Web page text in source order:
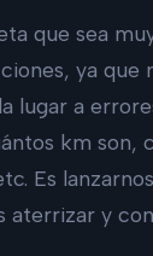
que sea
ya que
lugar a
km son,
Es
aterrizar y